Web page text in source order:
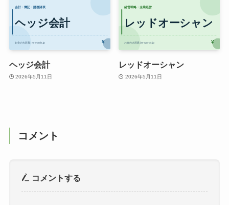
ヘッジ会計
2026年5月11日
レッドオーシャン
2026年5月11日
コメント
コメントする